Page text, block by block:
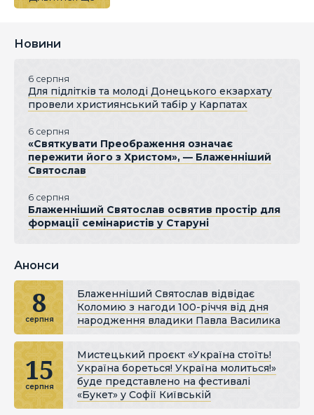
Новини
6 серпня
Для підлітків та молоді Донецького екзархату
провели християнський табір у Карпатах
6 серпня
«Святкувати Преображення означає
пережити його з Христом», — Блаженніший
Святослав
6 серпня
Блаженніший Святослав освятив простір для
формації семінаристів у Старуні
Анонси
8
серпня
Блаженніший Святослав відвідає
Коломию з нагоди 100-річчя від дня
народження владики Павла Василика
15
серпня
Мистецький проєкт «Україна стоїть!
Україна бореться! Україна молиться!»
буде представлено на фестивалі
«Букет» у Софії Київській